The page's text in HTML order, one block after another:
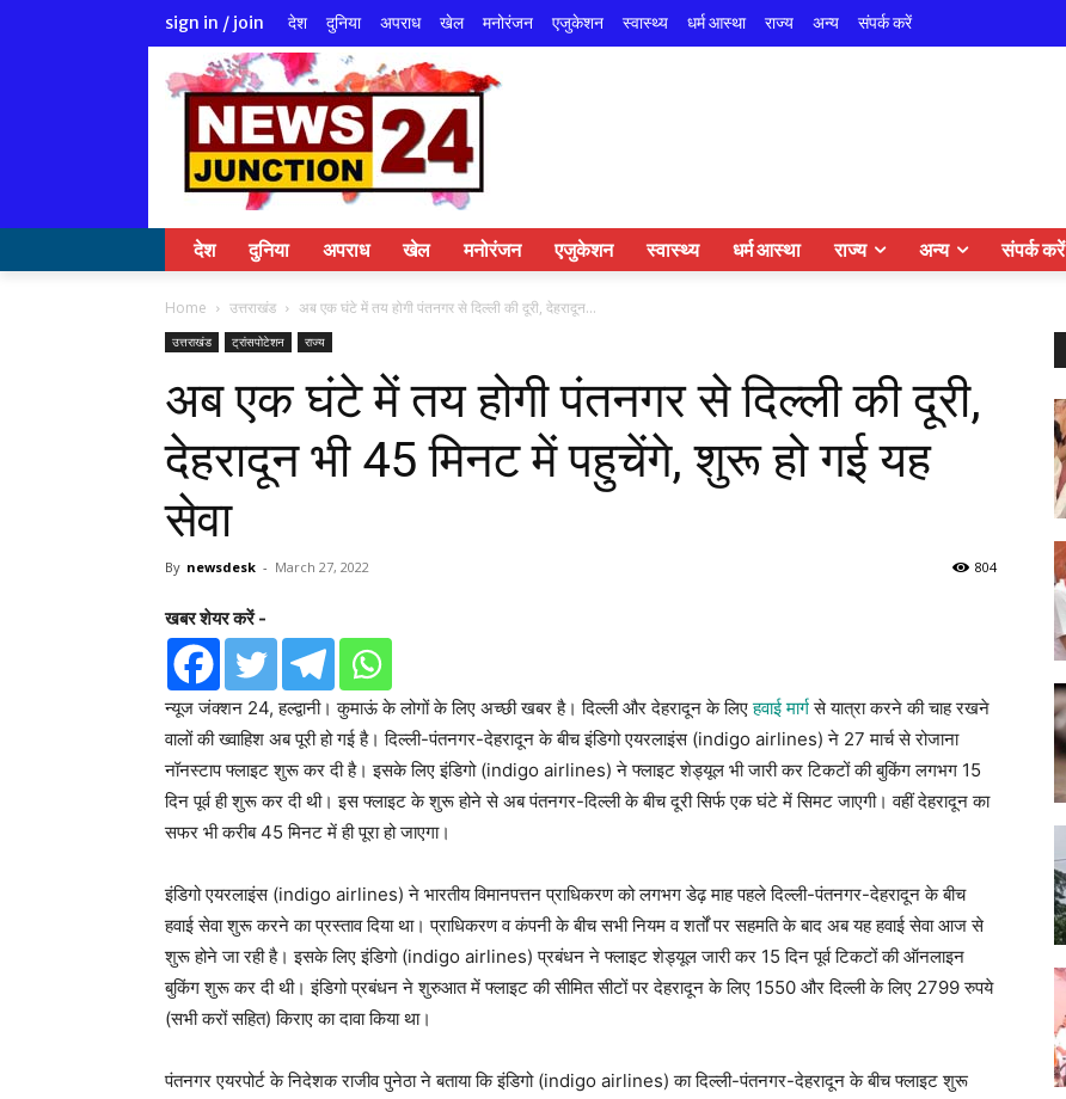
sign in / join देश दुनिया अपराध खेल मनोरंजन एजुकेशन स्वास्थ्य धर्म आस्था राज्य अन्य संपर्क करें
देश दुनिया अपराध खेल मनोरंजन एजुकेशन स्वास्थ्य धर्म आस्था राज्य अन्य संपर्क करें
Home उत्तराखंड अब एक घंटे में तय होगी पंतनगर से दिल्ली की दूरी, देहरादून...
उत्तराखंड ट्रांसपोटेशन राज्य
अब एक घंटे में तय होगी पंतनगर से दिल्ली की दूरी,
देहरादून भी 45 मिनट में पहुचेंगे, शुरू हो गई यह
सेवा
By newsdesk - March 27, 2022 804
खबर शेयर करें -
न्यूज जंक्शन 24, हल्द्वानी। कुमाऊं के लोगों के लिए अच्छी खबर है। दिल्ली और देहरादून के लिएहवाई मार्गसे यात्रा करने की चाह रखने
वालों की ख्वाहिश अब पूरी हो गई है। दिल्ली-पंतनगर-देहरादून के बीच इंडिगो एयरलाइंस (indigo airlines) ने 27 मार्च से रोजाना
नॉनस्टाप फ्लाइट शुरू कर दी है। इसके लिए इंडिगो (indigo airlines) ने फ्लाइट शेड्यूल भी जारी कर टिकटों की बुकिंग लगभग 15
दिन पूर्व ही शुरू कर दी थी। इस फ्लाइट के शुरू होने से अब पंतनगर-दिल्ली के बीच दूरी सिर्फ एक घंटे में सिमट जाएगी। वहीं देहरादून का
सफर भी करीब 45 मिनट में ही पूरा हो जाएगा।
इंडिगो एयरलाइंस (indigo airlines) ने भारतीय विमानपत्तन प्राधिकरण को लगभग डेढ़ माह पहले दिल्ली-पंतनगर-देहरादून के बीच
हवाई सेवा शुरू करने का प्रस्ताव दिया था। प्राधिकरण व कंपनी के बीच सभी नियम व शर्तों पर सहमति के बाद अब यह हवाई सेवा आज से
शुरू होने जा रही है। इसके लिए इंडिगो (indigo airlines) प्रबंधन ने फ्लाइट शेड्यूल जारी कर 15 दिन पूर्व टिकटों की ऑनलाइन
बुकिंग शुरू कर दी थी। इंडिगो प्रबंधन ने शुरुआत में फ्लाइट की सीमित सीटों पर देहरादून के लिए 1550 और दिल्ली के लिए 2799 रुपये
(सभी करों सहित) किराए का दावा किया था।
पंतनगर एयरपोर्ट के निदेशक राजीव पुनेठा ने बताया कि इंडिगो (indigo airlines) का दिल्ली-पंतनगर-देहरादून के बीच फ्लाइट शुरू